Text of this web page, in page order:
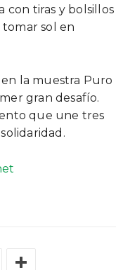
con tiras y bolsillos
sol en
la muestra Puro
gran desafío.
que une tres